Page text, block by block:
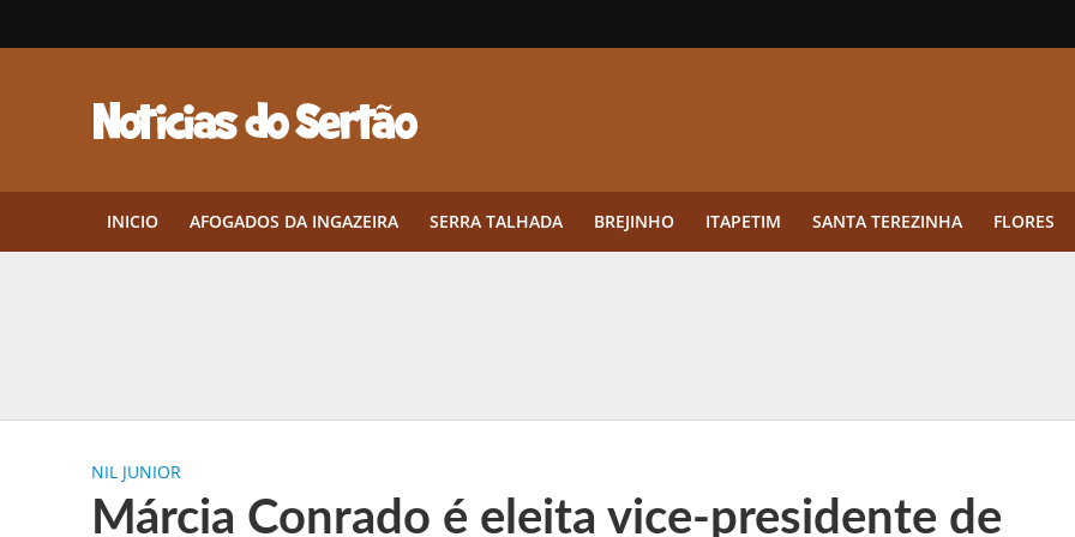
INICIO AFOGADOS DA INGAZEIRA SERRA TALHADA BREJINHO ITAPETIM SANTA TEREZINHA FLORES
Twin lança torneio semanal “Mestres das Rodadas” focado em multiplicadores
NIL JUNIOR
Márcia Conrado é eleita vice-presidente de